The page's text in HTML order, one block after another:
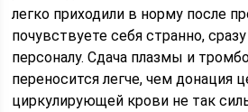
легко приходили в норму после
почувствуете себя странно,
персоналу. Сдача плазмы и
переносится легче, чем донация
циркулирующей крови не так